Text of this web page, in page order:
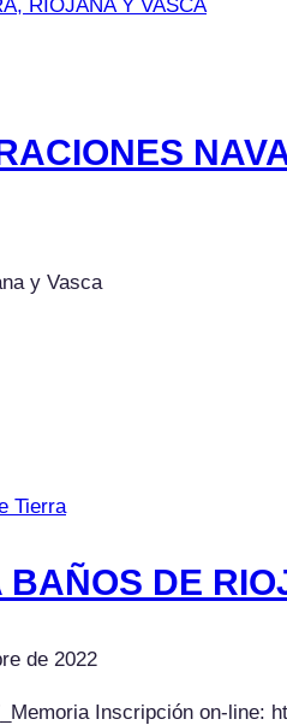
y Vasca
Tierra
BAÑOS DE
de 2022
Inscripción on-line: